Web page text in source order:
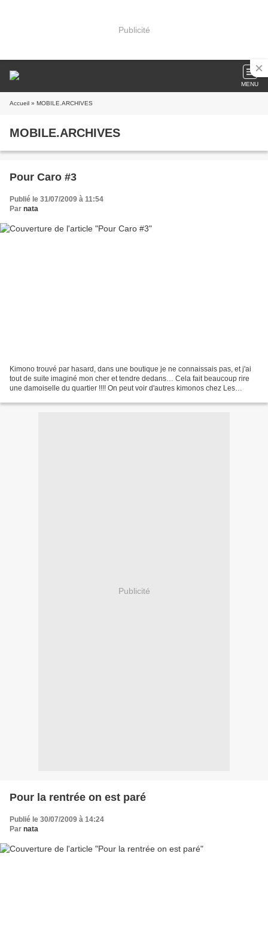
Publicité
MENU
Accueil » MOBILE.ARCHIVES
MOBILE.ARCHIVES
Pour Caro #3
Publié le 31/07/2009 à 11:54
Par nata
Kimono trouvé par hasard, dans une boutique je ne connaissais pas, et j'ai
tout de suite imaginé mon cher et tendre dedans… Cela fait beaucoup rire
une damoiselle du quartier !!!! On peut voir d'autres kimonos chez Les
Publicité
Pour la rentrée on est paré
Publié le 30/07/2009 à 14:24
Par nata